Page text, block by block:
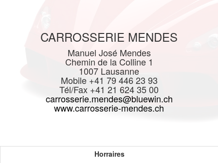
CARROSSERIE MENDES
Manuel José Mendes
Chemin de la Colline 1
1007 Lausanne
Mobile +41 79 446 23 93
Tél/Fax +41 21 624 35 00
carrosserie.mendes@bluewin.ch
www.carrosserie-mendes.ch
Horraires